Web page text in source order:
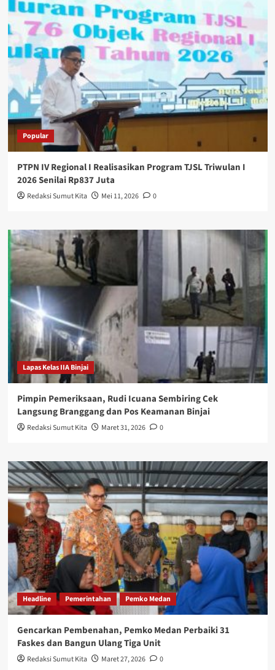
Popular
PTPN IV Regional I Realisasikan Program TJSL Triwulan I
2026 Senilai Rp837 Juta
Redaksi Sumut Kita Mei 11, 2026 0
Lapas Kelas IIA Binjai
Pimpin Pemeriksaan, Rudi Icuana Sembiring Cek
Langsung Branggang dan Pos Keamanan Binjai
Redaksi Sumut Kita Maret 31, 2026 0
Headline Pemerintahan Pemko Medan
Gencarkan Pembenahan, Pemko Medan Perbaiki 31
Faskes dan Bangun Ulang Tiga Unit
Redaksi Sumut Kita Maret 27, 2026 0